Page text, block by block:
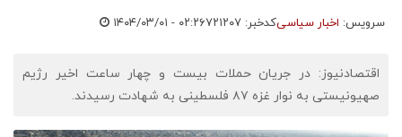
سرویس: اخبار سیاسیکدخبر: ۷۲۱۲۰۷ ۱۴۰۴/۰۳/۰۱ - ۰۲:۲۶
اقتصادنیوز: در جریان حملات بیست و چهار ساعت اخیر رژیم
صهیونیستی به نوار غزه ۸۷ فلسطینی به شهادت رسیدند.